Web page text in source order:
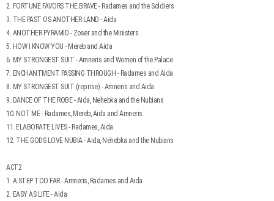
2. FORTUNE FAVORS THE BRAVE - Radames and the Soldiers
3. THE PAST OS ANOTHER LAND - Aida
4. ANOTHER PYRAMID - Zoser and the Ministers
5. HOW I KNOW YOU - Mereb and Aida
6. MY STRONGEST SUIT - Amneris and Women of the Palace
7. ENCHANTMENT PASSING THROUGH - Radames and Aida
8. MY STRONGEST SUIT (reprise) - Amneris and Aida
9. DANCE OF THE ROBE - Aida, Nehebka and the Nubians
10. NOT ME - Radames, Mereb, Aida and Amneris
11. ELABORATE LIVES - Radames, Aida
12. THE GODS LOVE NUBIA - Aida, Nehebka and the Nubians
ACT2
1. A STEP TOO FAR - Amneris, Radames and Aida
2. EASY AS LIFE - Aida